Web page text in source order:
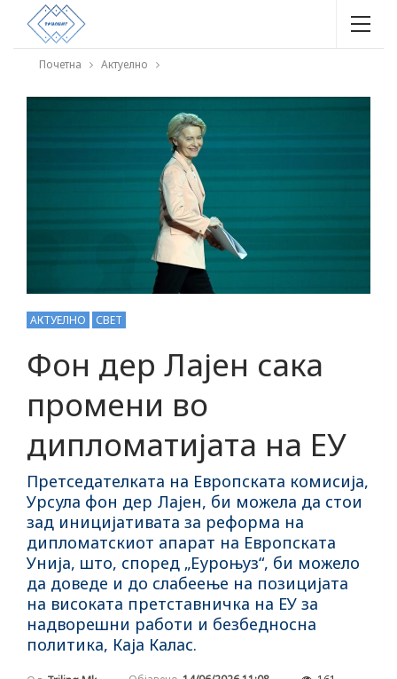
Почетна Актуелно
АКТУЕЛНО СВЕТ
Фон дер Лајен сака
промени во
дипломатијата на ЕУ
Претседателката на Европската комисија,
Урсула фон дер Лајен, би можела да стои
зад иницијативата за реформа на
дипломатскиот апарат на Европската
Унија, што, според „Еуроњуз“, би можело
да доведе и до слабеење на позицијата
на високата претставничка на ЕУ за
надворешни работи и безбедносна
политика, Каја Калас.